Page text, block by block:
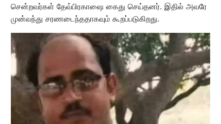
சென்றவர்கள் தேவ்பிரகாஷை கைது செய்தனர். இதில் அவரே
முன்வந்து சரணடைந்ததாகவும் கூறப்படுகிறது.